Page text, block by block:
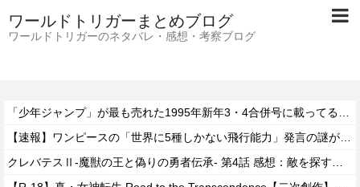
ワールドトリガーまとめブログ
ワールドトリガーのネタバレ・感想・考察ブログ